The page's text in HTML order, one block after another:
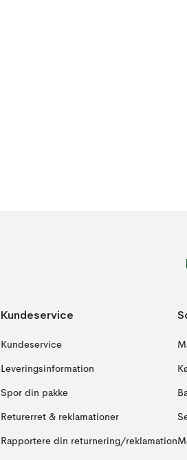
Kundeservice
Kundeservice
Leveringsinformation
Spor din pakke
Returerret & reklamationer
Rapportere din returnering/reklamation